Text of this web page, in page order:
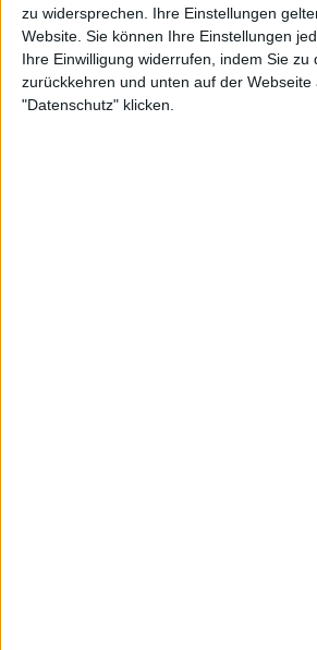
zu widersprechen. Ihre Einstellungen
Website. Sie können Ihre Einstellungen
Ihre Einwilligung widerrufen, indem Sie zu
zurückkehren und unten auf der Webseite
"Datenschutz" klicken.